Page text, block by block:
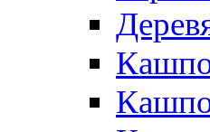
Кашпо